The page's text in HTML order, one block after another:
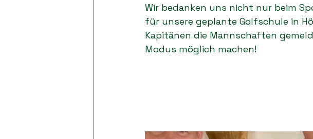
Wir bedanken uns nicht nur beim
für unsere geplante Golfschule in
Kapitänen die Mannschaften
Modus möglich machen!